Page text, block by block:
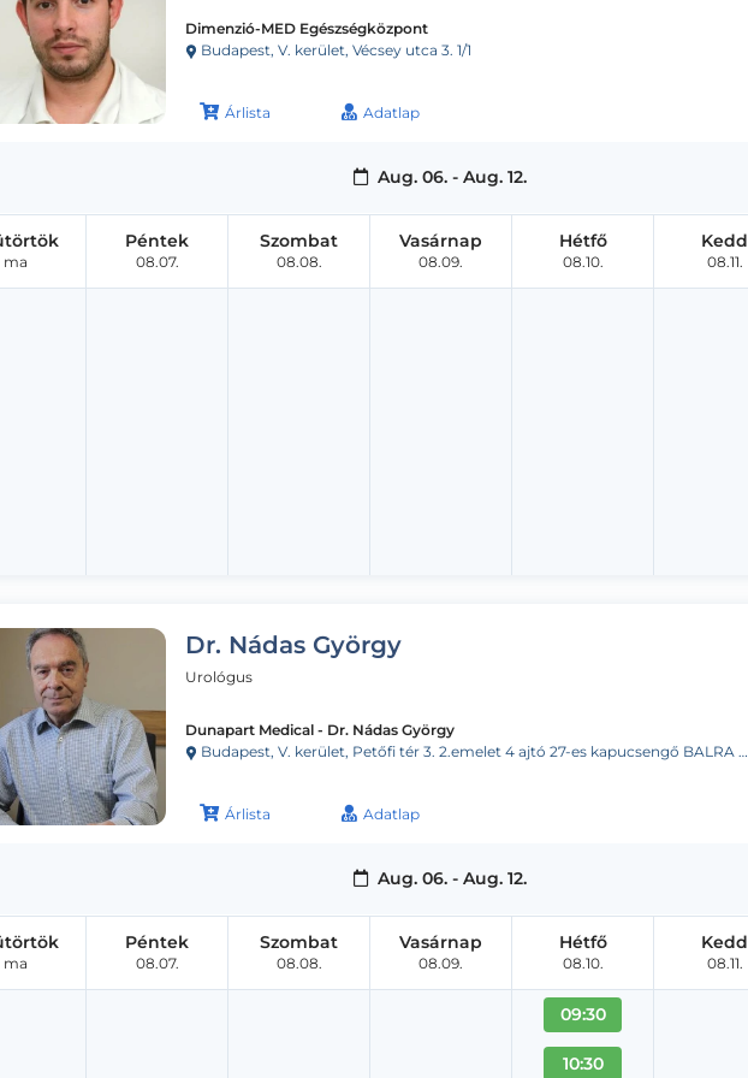
Dimenzió-MED Egészségközpont
Budapest, V. kerület, Vécsey utca 3. 1/1
Árlista Adatlap
Aug. 06. - Aug. 12.
ma
Péntek
08.07.
Szombat
08.08.
Vasárnap
08.09.
Hétfő
08.10.
Kedd
08.11.
Dr. Nádas György
Urológus
Dunapart Medical - Dr. Nádas György
Budapest, V. kerület, Petőfi tér 3. 2.emelet 4 ajtó 27-es kapucsengő BALRA az “A”lépcsőház”
Árlista Adatlap
Aug. 06. - Aug. 12.
ma
Péntek
08.07.
Szombat
08.08.
Vasárnap
08.09.
Hétfő
08.10.
09:30
10:30
Kedd
08.11.